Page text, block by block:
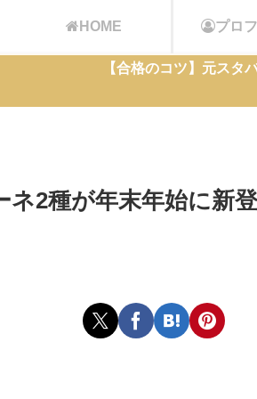
HOME プロ
【合格のコツ】元スタ
ネ2種が年末年始に新